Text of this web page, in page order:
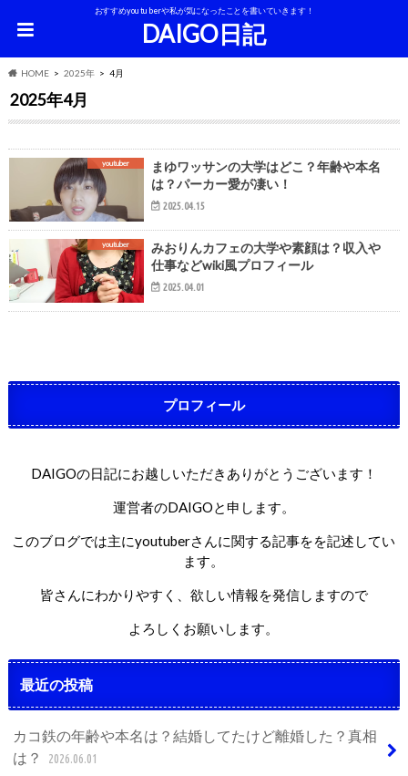
おすすめyoutuberや私が気になったことを書いていきます！
DAIGO日記
HOME 2025年 4月
2025年4月
youtuber
まゆワッサンの大学はどこ？年齢や本名
は？パーカー愛が凄い！
2025.04.15
youtuber
みおりんカフェの大学や素顔は？収入や
仕事などwiki風プロフィール
2025.04.01
プロフィール
DAIGOの日記にお越しいただきありがとうございます！
運営者のDAIGOと申します。
このブログでは主にyoutuberさんに関する記事をを記述してい
ます。
皆さんにわかりやすく、欲しい情報を発信しますので
よろしくお願いします。
最近の投稿
カコ鉄の年齢や本名は？結婚してたけど離婚した？真相
は？
2026.06.01